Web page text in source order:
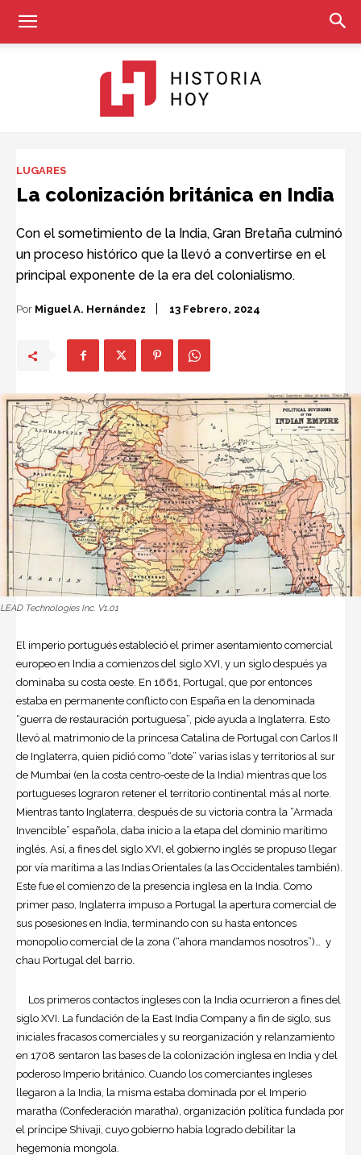
Hoy
LUGARES
La colonización británica en India
Con el sometimiento de la India, Gran Bretaña culminó
un proceso histórico que la llevó a convertirse en el
principal exponente de la era del colonialismo.
Por Miguel A. Hernández 13 Febrero, 2024
LEAD Technologies Inc. V1.01
El imperio portugués estableció el primer asentamiento comercial
europeo en India a comienzos del siglo XVI, y un siglo después ya
dominaba su costa oeste. En 1661, Portugal, que por entonces
estaba en permanente conflicto con España en la denominada
“guerra de restauración portuguesa”, pide ayuda a Inglaterra. Esto
llevó al matrimonio de la princesa Catalina de Portugal con Carlos II
de Inglaterra, quien pidió como “dote” varias islas y territorios al sur
de Mumbai (en la costa centro-oeste de la India) mientras que los
portugueses lograron retener el territorio continental más al norte.
Mientras tanto Inglaterra, después de su victoria contra la “Armada
Invencible” española, daba inicio a la etapa del dominio marítimo
inglés. Así, a fines del siglo XVI, el gobierno inglés se propuso llegar
por vía marítima a las Indias Orientales (a las Occidentales también).
Este fue el comienzo de la presencia inglesa en la India. Como
primer paso, Inglaterra impuso a Portugal la apertura comercial de
sus posesiones en India, terminando con su hasta entonces
monopolio comercial de la zona (“ahora mandamos nosotros”)… y
chau Portugal del barrio.
Los primeros contactos ingleses con la India ocurrieron a fines del
siglo XVI. La fundación de la East India Company a fin de siglo, sus
iniciales fracasos comerciales y su reorganización y relanzamiento
en 1708 sentaron las bases de la colonización inglesa en India y del
poderoso Imperio británico. Cuando los comerciantes ingleses
llegaron a la India, la misma estaba dominada por el Imperio
maratha (Confederación maratha), organización política fundada por
el príncipe Shivaji, cuyo gobierno había logrado debilitar la
hegemonía mongola.